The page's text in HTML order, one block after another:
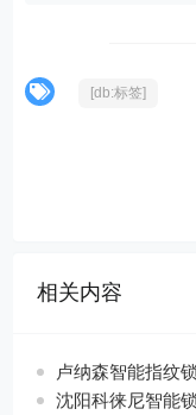
[db:标签]
相关内容
卢纳森智能指纹
沈阳科徕尼智能